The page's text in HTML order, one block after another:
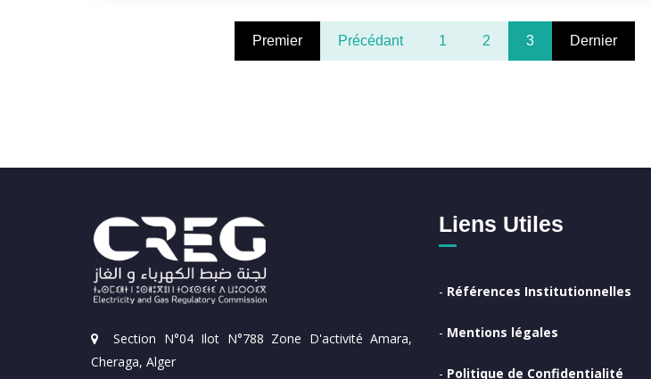
Premier Précédant 1 2 3 Dernier
Section N°04 Ilot N°788 Zone D'activité Amara,
Cheraga, Alger
Liens Utiles
- Références Institutionnelles
- Mentions légales
- Politique de Confidentialité